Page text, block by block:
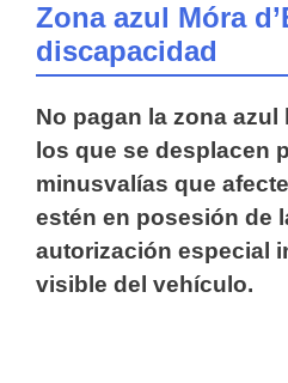
Zona azul Móra
discapacidad
No pagan la zona
los que se desplacen
minusvalías que
estén en posesión de
autorización especial
visible del vehículo.